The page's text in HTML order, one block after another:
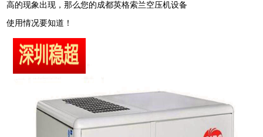
高的现象出现，那么您的成都英格索兰空压机设备
使用情况要知道！